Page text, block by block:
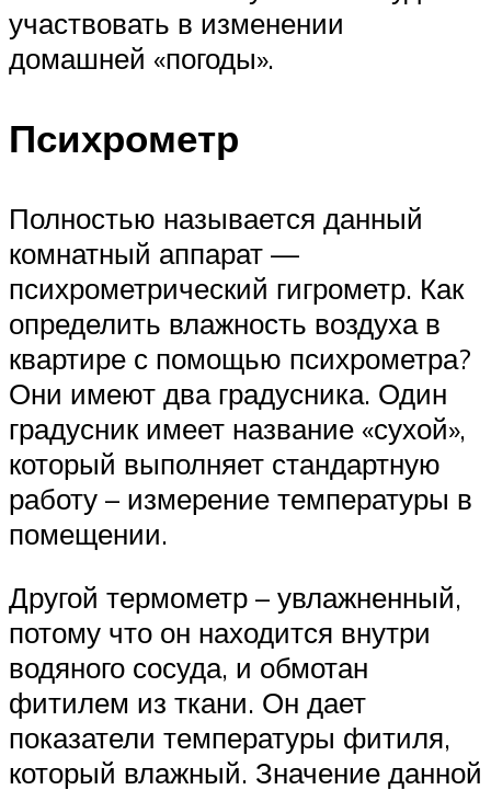
участвовать в изменении
домашней «погоды».
Психрометр
Полностью называется данный
комнатный аппарат —
психрометрический гигрометр. Как
определить влажность воздуха в
квартире с помощью психрометра?
Они имеют два градусника. Один
градусник имеет название «сухой»,
который выполняет стандартную
работу – измерение температуры в
помещении.
Другой термометр – увлажненный,
потому что он находится внутри
водяного сосуда, и обмотан
фитилем из ткани. Он дает
показатели температуры фитиля,
который влажный. Значение данной